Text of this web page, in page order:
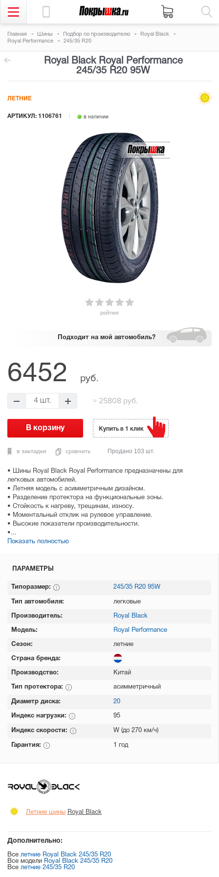
Главная Шины Подбор по производителю
Royal Black
Royal Performance
245/35 R20
Royal Black Royal Performance
245/35 R20 95W
рейтинг
АРТИКУЛ: 1106761 в наличии
ЛЕТНИЕ
Подходит на мой автомобиль?
• Шины Royal Black Royal Performance предназначены для
легковых автомобилей.
• Летняя модель с асимметричным дизайном.
• Разделение протектора на функциональные зоны.
• Стойкость к нагреву, трещинам, износу.
• Моментальный отклик на рулевое управление.
• Высокие показатели производительности.
•...
Показать полностью
6452 руб.
4 шт. = 25808 руб.
в закладки сравнить
Купить в 1 клик
Продано 103 шт.
ПАРАМЕТРЫ
Типоразмер: 245/35 R20 95W
Тип автомобиля: легковые
Производитель: Royal Black
Модель: Royal Performance
Сезон: летние
Страна бренда:
Производство: Китай
Тип протектора: асимметричный
Диаметр диска: 20
Индекс нагрузки: 95
Индекс скорости: W (до 270 км/ч)
Гарантия: 1 год
Летние шины Royal Black
Дополнительно:
Все летние Royal Black 245/35 R20
Все модели Royal Black 245/35 R20
Все летние 245/35 R20